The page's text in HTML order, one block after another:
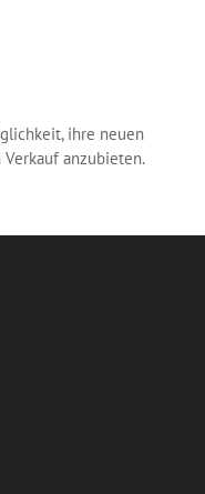
ihre neuen
anzubieten.